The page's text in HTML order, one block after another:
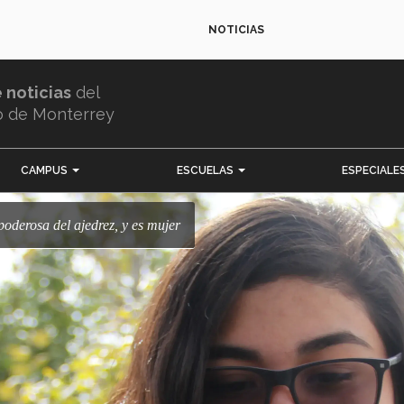
NOTICIAS
noticias del
de Monterrey
CAMPUS ESCUELAS
del ajedrez, y es mujer